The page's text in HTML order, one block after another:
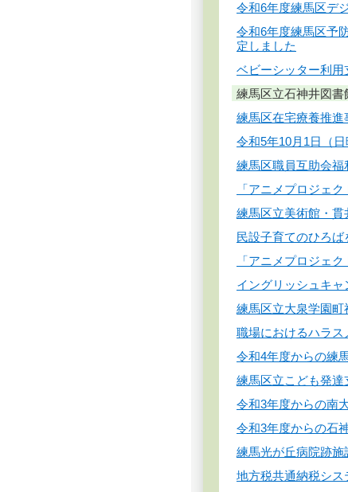
令和6年度練馬区デ
令和6年度練馬区予
定しました
ベビーシッター利用
練馬区立石神井図書
練馬区在宅療養推
令和5年10月1日（
練馬区職員互助会福
「アニメプロジェ
練馬区立美術館・
民設子育てのひろば
「アニメプロジェ
イングリッシュキャ
練馬区立大泉学園
職場におけるハラス
令和4年度からの練
練馬区立こども発
令和3年度からの南
令和3年度からの石
練馬光が丘病院跡
地方税共通納税シス